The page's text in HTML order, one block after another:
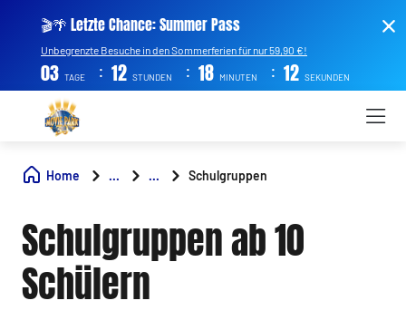
🎬🌴 Letzte Chance: Summer Pass
Unbegrenzte Besuche in den Sommerferien für nur 59,90 €!
03 TAGE : 12 STUNDEN : 18 MINUTEN : 12 SEKUNDEN
Home ... ... Schulgruppen
Schulgruppen ab 10
Schülern